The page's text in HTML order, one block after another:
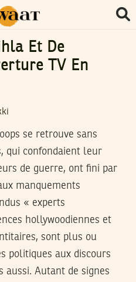
Et De
TV En
se retrouve sans
qui confondaient leur
de guerre, ont fini par
manquements
« experts
hollywoodiennes et
sont plus ou
politiques aux discours
aussi. Autant de signes